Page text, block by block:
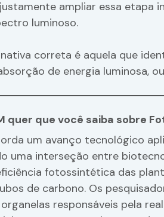
ampliar essa etapa
luminoso.
correta é aquela que
de energia luminosa,
quer que você saiba sobre
um avanço tecnológico
uma interseção entre
fotossintética das
de carbono. Os
responsáveis pela